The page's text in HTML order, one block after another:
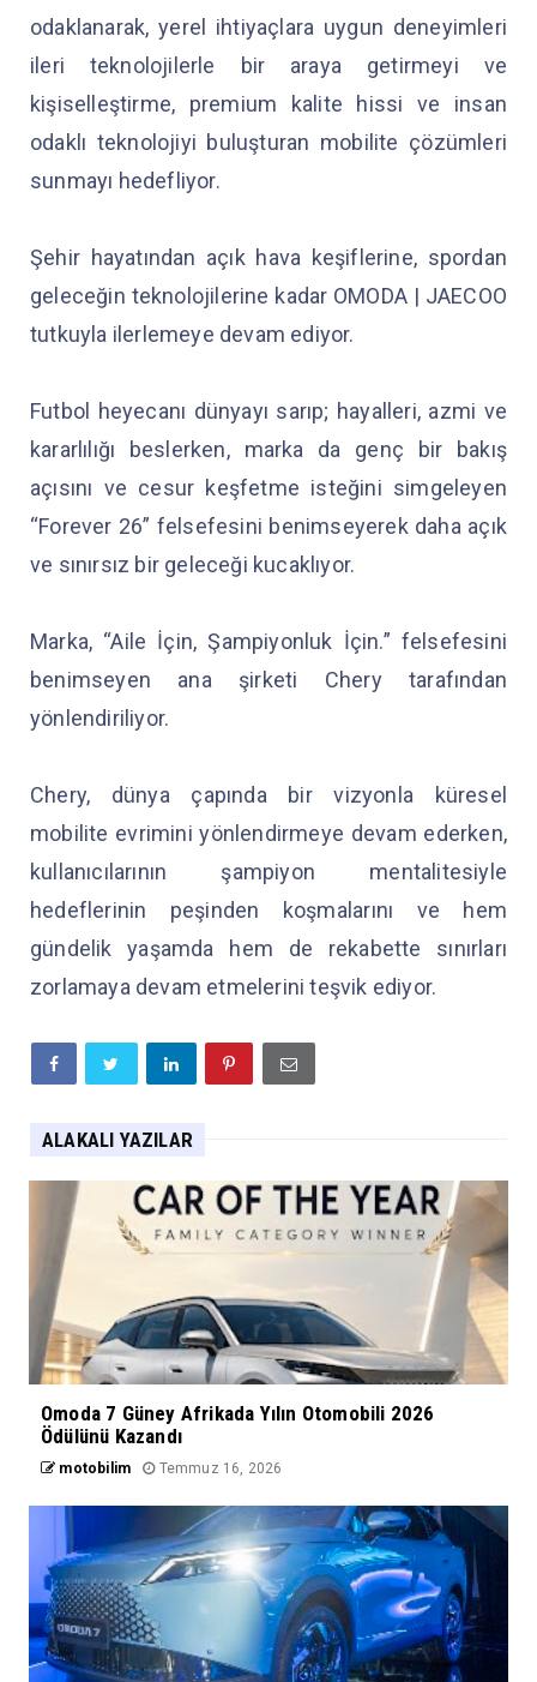
odaklanarak, yerel ihtiyaçlara uygun deneyimleri
ileri teknolojilerle bir araya getirmeyi ve
kişiselleştirme, premium kalite hissi ve insan
odaklı teknolojiyi buluşturan mobilite çözümleri
sunmayı hedefliyor.
Şehir hayatından açık hava keşiflerine, spordan
geleceğin teknolojilerine kadar OMODA | JAECOO
tutkuyla ilerlemeye devam ediyor.
Futbol heyecanı dünyayı sarıp; hayalleri, azmi ve
kararlılığı beslerken, marka da genç bir bakış
açısını ve cesur keşfetme isteğini simgeleyen
“Forever 26” felsefesini benimseyerek daha açık
ve sınırsız bir geleceği kucaklıyor.
Marka, “Aile İçin, Şampiyonluk İçin.” felsefesini
benimseyen ana şirketi Chery tarafından
yönlendiriliyor.
Chery, dünya çapında bir vizyonla küresel
mobilite evrimini yönlendirmeye devam ederken,
kullanıcılarının şampiyon mentalitesiyle
hedeflerinin peşinden koşmalarını ve hem
gündelik yaşamda hem de rekabette sınırları
zorlamaya devam etmelerini teşvik ediyor.
ALAKALI YAZILAR
Omoda 7 Güney Afrikada Yılın Otomobili 2026
Ödülünü Kazandı
motobilim Temmuz 16, 2026